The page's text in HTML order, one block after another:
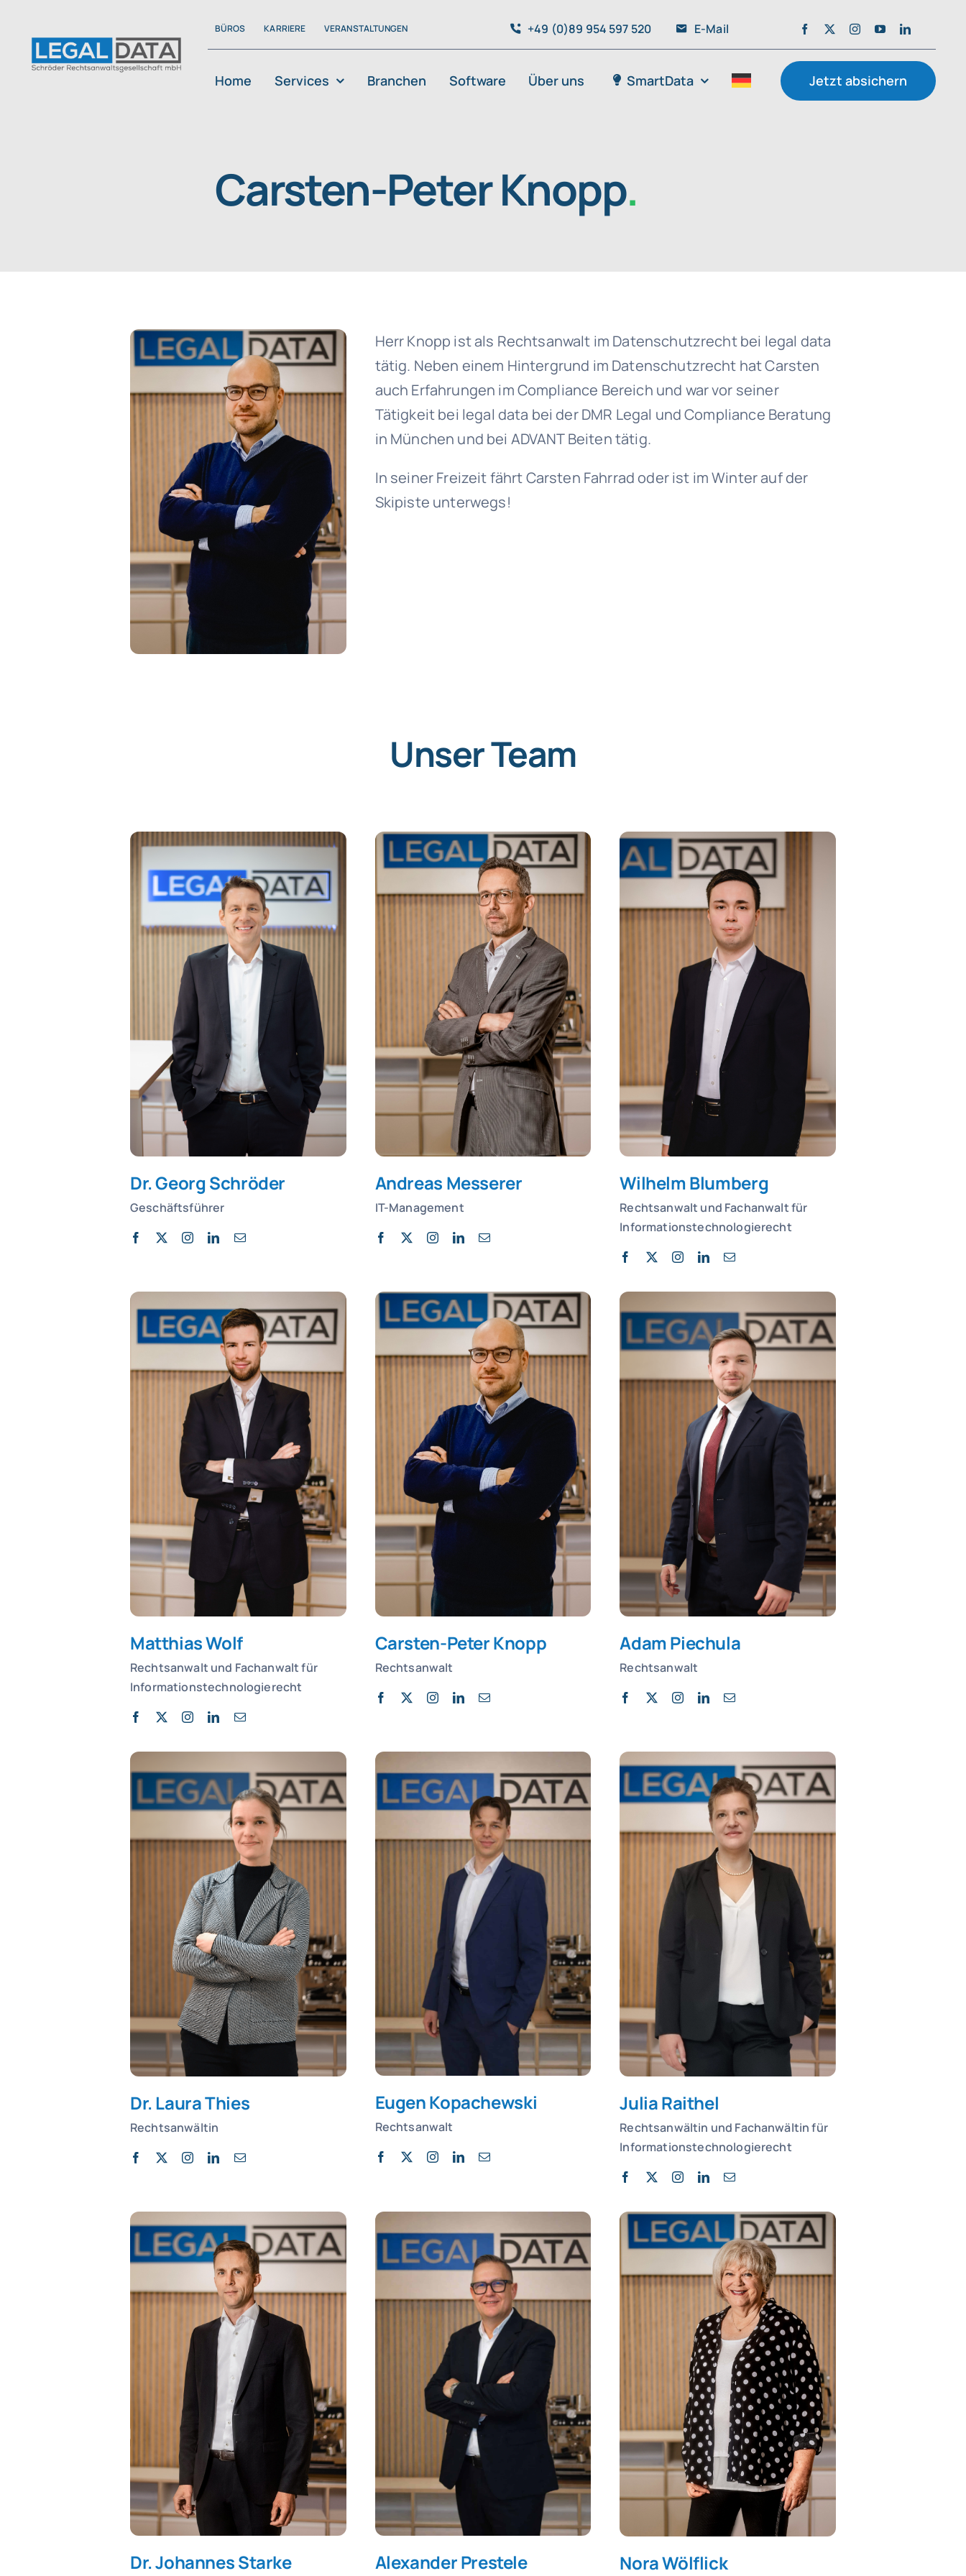
content
BÜROS KARRIERE VERANSTALTUNGEN +49 (0)89 954 597 520 E-Mail
Home Services Branchen Software Über uns SmartData Jetzt absichern
Carsten-Peter Knopp.
Herr Knopp ist als Rechtsanwalt im Datenschutzrecht bei legal data
tätig. Neben einem Hintergrund im Datenschutzrecht hat Carsten
auch Erfahrungen im Compliance Bereich und war vor seiner
Tätigkeit bei legal data bei der DMR Legal und Compliance Beratung
in München und bei ADVANT Beiten tätig.
In seiner Freizeit fährt Carsten Fahrrad oder ist im Winter auf der
Skipiste unterwegs!
Unser Team
Dr. Georg Schröder
Geschäftsführer
Andreas Messerer
IT-Management
Wilhelm Blumberg
Rechtsanwalt und Fachanwalt für
Informationstechnologierecht
Matthias Wolf
Rechtsanwalt und Fachanwalt für
Informationstechnologierecht
Carsten-Peter Knopp
Rechtsanwalt
Adam Piechula
Rechtsanwalt
Dr. Laura Thies
Rechtsanwältin
EugenKopachewski
Rechtsanwalt
Julia Raithel
Rechtsanwältin und Fachanwältin für
Informationstechnologierecht
Dr. Johannes Starke Alexander Prestele Nora Wölflick